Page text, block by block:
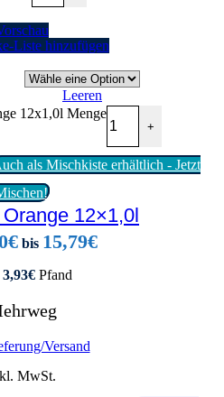
Liste hinzufügen
Leeren
12x1,0l Menge
+
als Mischkiste erhältlich - Jetzt
12×1,0l
€bis 15,79€
3,93€Pfand
Versand
MwSt.